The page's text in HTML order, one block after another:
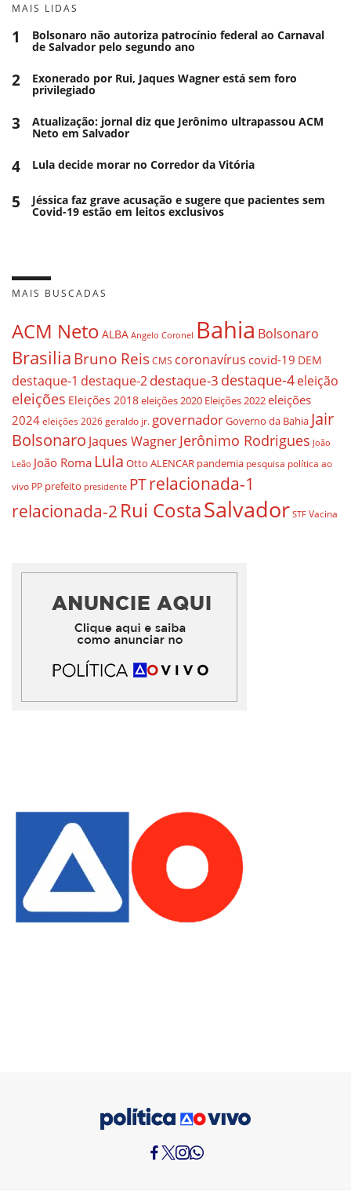
MAIS LIDAS
1 Bolsonaro não autoriza patrocínio federal ao Carnaval
de Salvador pelo segundo ano
2 Exonerado por Rui, Jaques Wagner está sem foro
privilegiado
3 Atualização: jornal diz que Jerônimo ultrapassou ACM
Neto em Salvador
4 Lula decide morar no Corredor da Vitória
5 Jéssica faz grave acusação e sugere que pacientes sem
Covid-19 estão em leitos exclusivos
MAIS BUSCADAS
ACM Neto ALBA Angelo Coronel Bahia Bolsonaro
BrasiliaBruno ReisCMS coronavírus covid-19 DEM
destaque-1 destaque-2destaque-3 destaque-4eleição
eleições Eleições 2018eleições 2020 Eleições 2022eleições
2024 eleições 2026 geraldo jr. governadorGoverno da Bahia Jair
Bolsonaro Jaques WagnerJerônimo Rodrigues João
Leão João Roma Lula Otto ALENCAR pandemia pesquisa política ao
vivo PP prefeito presidente PTrelacionada-1
relacionada-2 Rui CostaSalvador STF Vacina